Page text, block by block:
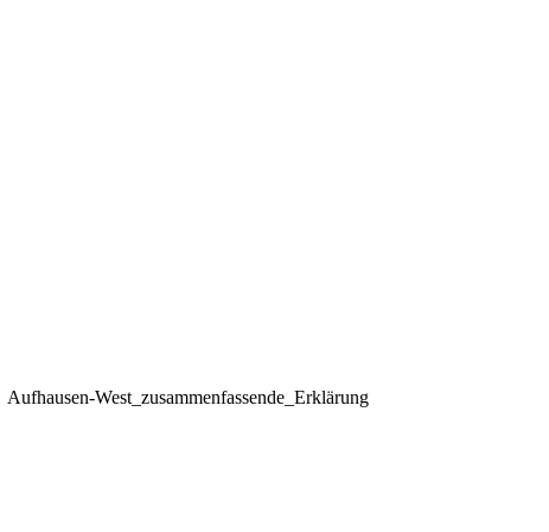
Aufhausen-West_zusammenfassende_Erklärung